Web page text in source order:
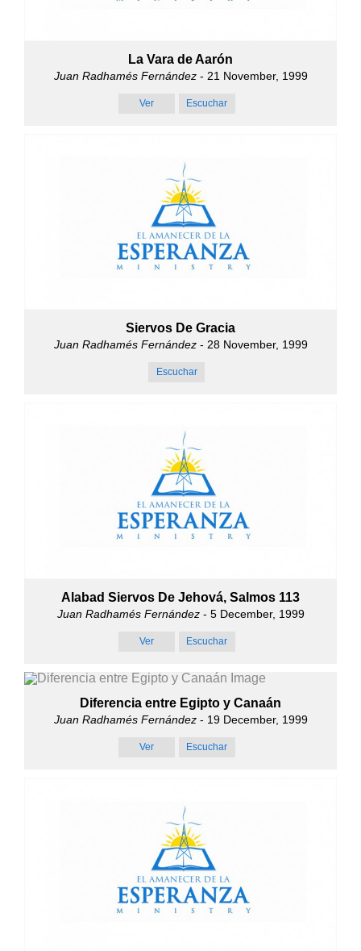
La Vara de Aarón
Juan Radhamés Fernández- 21 November, 1999
Ver Escuchar
Siervos De Gracia
Juan Radhamés Fernández- 28 November, 1999
Escuchar
Alabad Siervos De Jehová, Salmos 113
Juan Radhamés Fernández- 5 December, 1999
Ver Escuchar
Diferencia entre Egipto y Canaán
Juan Radhamés Fernández- 19 December, 1999
Ver Escuchar